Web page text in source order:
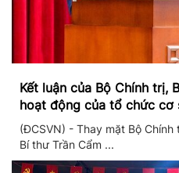
Kết luận của Bộ Chính trị,
hoạt động của tổ chức cơ
II/2026
(ĐCSVN) - Thay mặt Bộ
Bí thư Trần Cẩm ...